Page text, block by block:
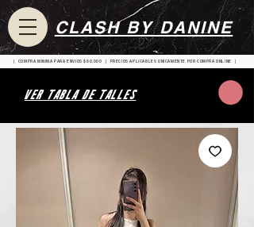
| COMPRA MINIMA PARA ENVIOS $80.000 | PRECIOS APLICABLES UNICAMENTE POR COMPRA ONLINE |
CLASH BY DANINE
VER TABLA DE TALLES